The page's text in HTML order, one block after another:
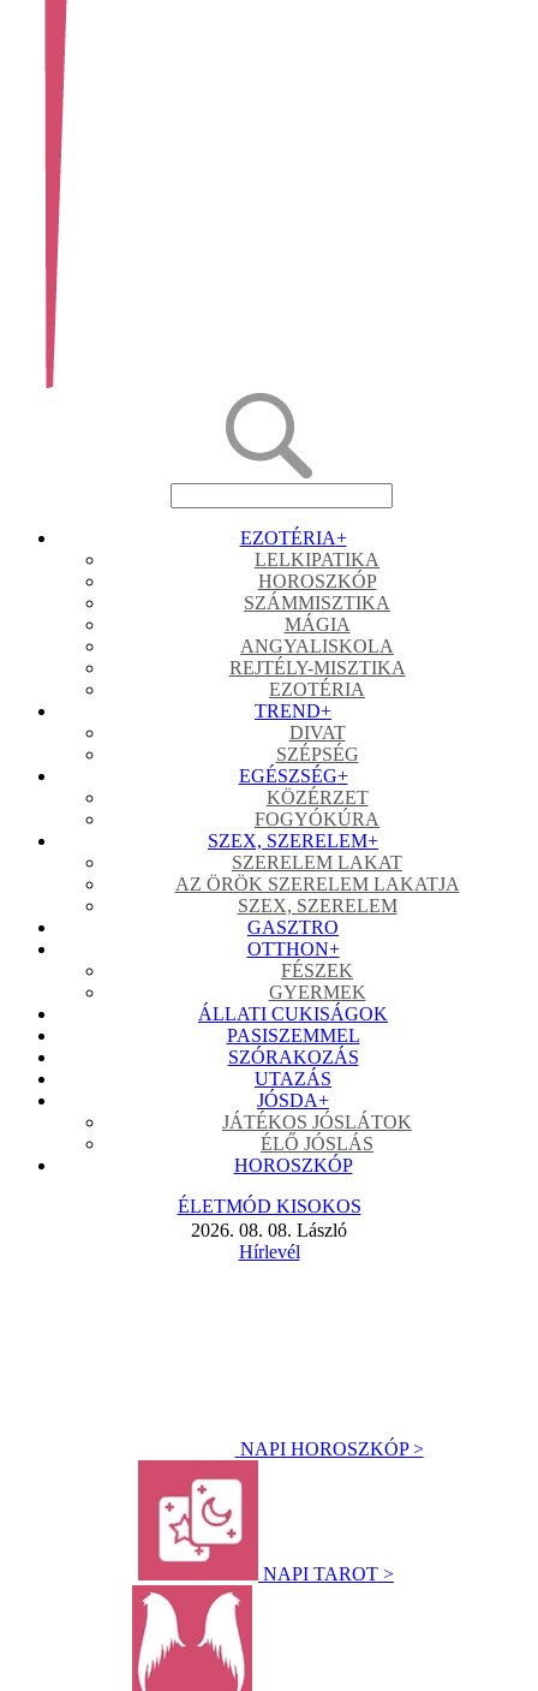
EZOTÉRIA+
LELKIPATIKA
HOROSZKÓP
SZÁMMISZTIKA
MÁGIA
ANGYALISKOLA
REJTÉLY-MISZTIKA
EZOTÉRIA
TREND+
DIVAT
SZÉPSÉG
EGÉSZSÉG+
KÖZÉRZET
FOGYÓKÚRA
SZEX, SZERELEM+
SZERELEM LAKAT
AZ ÖRÖK SZERELEM LAKATJA
SZEX, SZERELEM
GASZTRO
OTTHON+
FÉSZEK
GYERMEK
ÁLLATI CUKISÁGOK
PASISZEMMEL
SZÓRAKOZÁS
UTAZÁS
JÓSDA+
JÁTÉKOS JÓSLÁTOK
ÉLŐ JÓSLÁS
HOROSZKÓP
ÉLETMÓD KISOKOS
2026. 08. 08. László
Hírlevél
NAPI HOROSZKÓP >
NAPI TAROT >